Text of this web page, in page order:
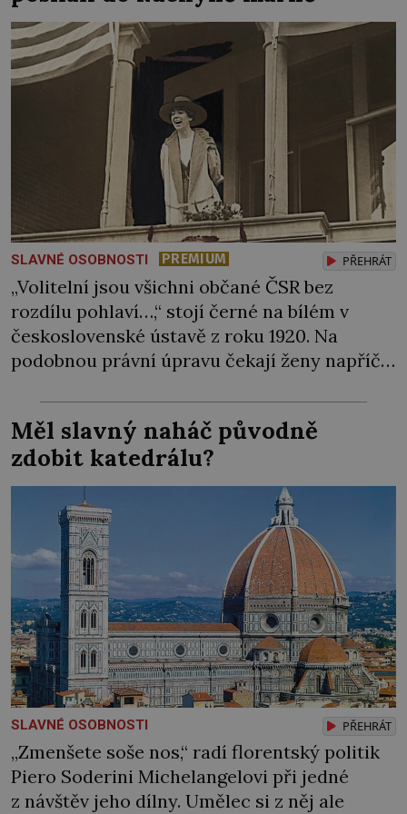
SLAVNÉ OSOBNOSTI PREMIUM PŘEHRÁT
„Volitelní jsou všichni občané ČSR bez
rozdílu pohlaví…,“ stojí černé na bílém v
československé ústavě z roku 1920. Na
podobnou právní úpravu čekají ženy napříč
bojují… Politikaření bylo po dlouhá staletí
výsadou mužů. Samozřejmě, že se v průběhu
dějin čas od času objevila nějaká velká
panovnice, ale daly […]
Měl slavný naháč původně
zdobit katedrálu?
SLAVNÉ OSOBNOSTI PŘEHRÁT
„Zmenšete soše nos,“ radí florentský politik
Piero Soderini Michelangelovi při jedné
z návštěv jeho dílny. Umělec si z něj ale